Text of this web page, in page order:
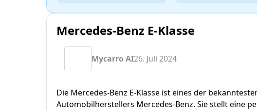
Mercedes-Benz E-Klasse
Mycarro AI26. Juli 2024
Die Mercedes-Benz E-Klasse ist eines der
Automobilherstellers Mercedes-Benz. Sie stellt eine